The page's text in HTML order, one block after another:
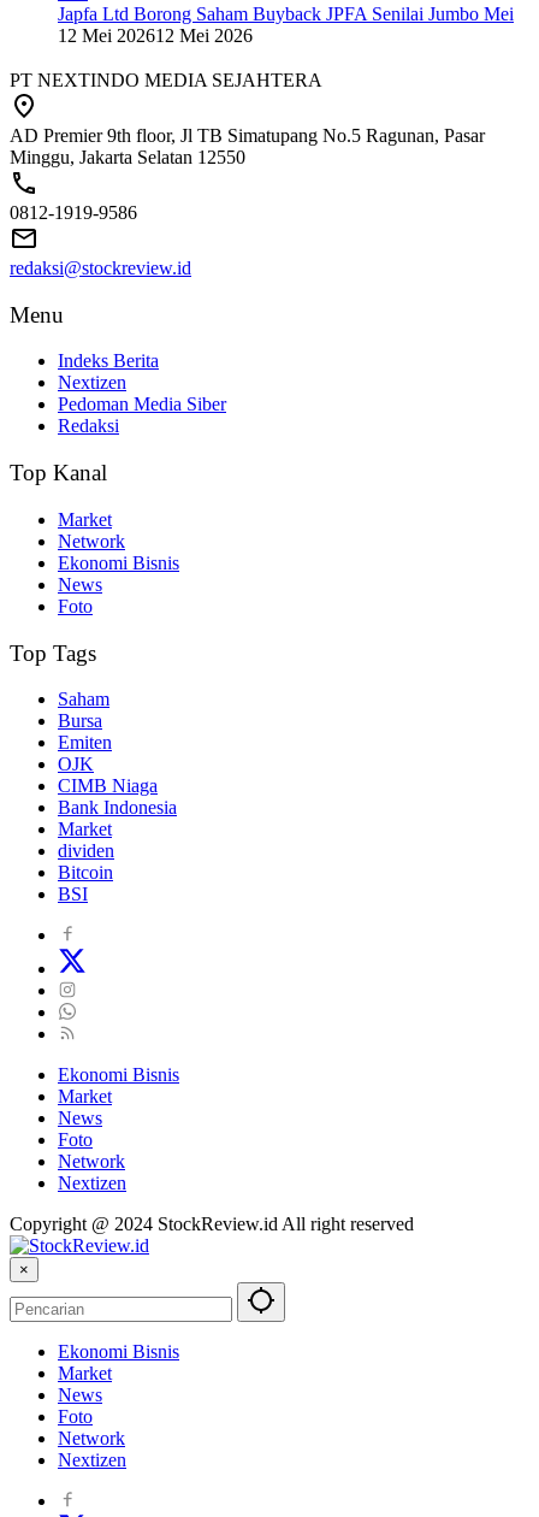
Japfa Ltd Borong Saham Buyback JPFA Senilai Jumbo Mei
12 Mei 202612 Mei 2026
PT NEXTINDO MEDIA SEJAHTERA
AD Premier 9th floor, Jl TB Simatupang No.5 Ragunan, Pasar
Minggu, Jakarta Selatan 12550
0812-1919-9586
redaksi@stockreview.id
Menu
Indeks Berita
Nextizen
Pedoman Media Siber
Redaksi
Top Kanal
Market
Network
Ekonomi Bisnis
News
Foto
Top Tags
Saham
Bursa
Emiten
OJK
CIMB Niaga
Bank Indonesia
Market
dividen
Bitcoin
BSI
Ekonomi Bisnis
Market
News
Foto
Network
Nextizen
Copyright @ 2024 StockReview.id All right reserved
×
Ekonomi Bisnis
Market
News
Foto
Network
Nextizen